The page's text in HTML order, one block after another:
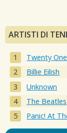
ARTISTI DI
Twenty
Billie Eilish
Unknown
The Beatles
Panic! At